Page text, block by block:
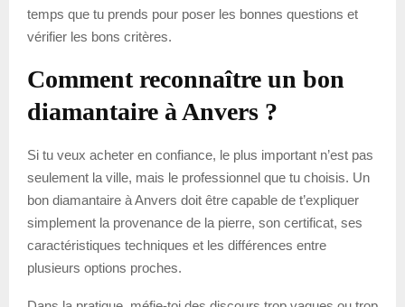
temps que tu prends pour poser les bonnes questions et
vérifier les bons critères.
Comment reconnaître un bon
diamantaire à Anvers ?
Si tu veux acheter en confiance, le plus important n’est pas
seulement la ville, mais le professionnel que tu choisis. Un
bon diamantaire à Anvers doit être capable de t’expliquer
simplement la provenance de la pierre, son certificat, ses
caractéristiques techniques et les différences entre
plusieurs options proches.